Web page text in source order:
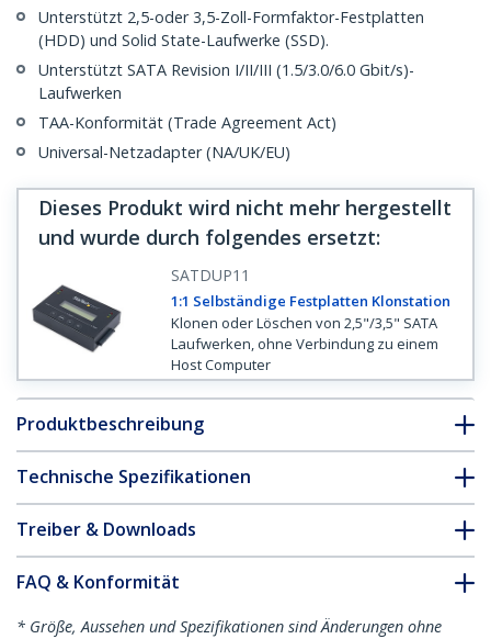
Unterstützt 2,5-oder 3,5-Zoll-Formfaktor-Festplatten
(HDD) und Solid State-Laufwerke (SSD).
Unterstützt SATA Revision I/II/III (1.5/3.0/6.0 Gbit/s)-
Laufwerken
TAA-Konformität (Trade Agreement Act)
Universal-Netzadapter (NA/UK/EU)
Dieses Produkt wird nicht mehr hergestellt
und wurde durch folgendes ersetzt:
SATDUP11
1:1 Selbständige Festplatten Klonstation
Klonen oder Löschen von 2,5"/3,5" SATA
Laufwerken, ohne Verbindung zu einem
Host Computer
Produktbeschreibung
Technische Spezifikationen
Treiber & Downloads
FAQ & Konformität
* Größe, Aussehen und Spezifikationen sind Änderungen ohne